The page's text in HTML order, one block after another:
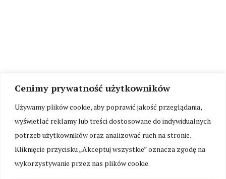
Cenimy prywatność użytkowników
Używamy plików cookie, aby poprawić jakość przeglądania,
wyświetlać reklamy lub treści dostosowane do indywidualnych
potrzeb użytkowników oraz analizować ruch na stronie.
Kliknięcie przycisku „Akceptuj wszystkie” oznacza zgodę na
wykorzystywanie przez nas plików cookie.